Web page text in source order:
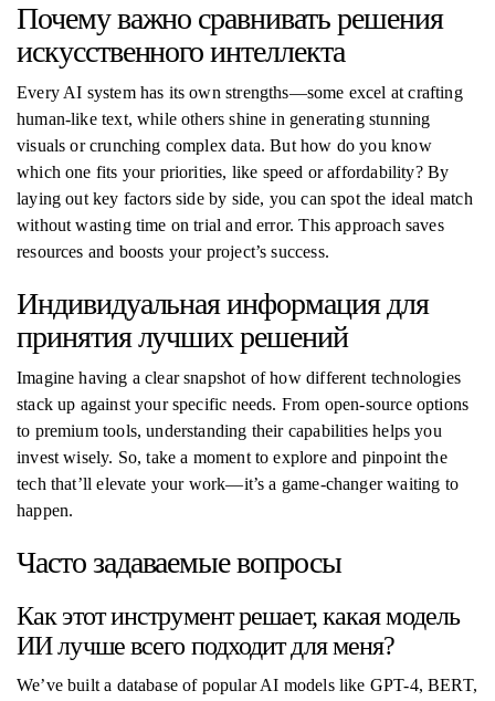
Почему важно сравнивать решения
искусственного интеллекта
Every AI system has its own strengths—some excel at crafting
human-like text, while others shine in generating stunning
visuals or crunching complex data. But how do you know
which one fits your priorities, like speed or affordability? By
laying out key factors side by side, you can spot the ideal match
without wasting time on trial and error. This approach saves
resources and boosts your project’s success.
Индивидуальная информация для
принятия лучших решений
Imagine having a clear snapshot of how different technologies
stack up against your specific needs. From open-source options
to premium tools, understanding their capabilities helps you
invest wisely. So, take a moment to explore and pinpoint the
tech that’ll elevate your work—it’s a game-changer waiting to
happen.
Часто задаваемые вопросы
Как этот инструмент решает, какая модель
ИИ лучше всего подходит для меня?
We’ve built a database of popular AI models like GPT-4, BERT,